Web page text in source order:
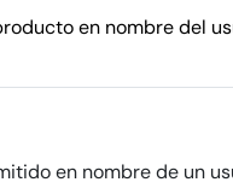
en nombre del
en nombre de un